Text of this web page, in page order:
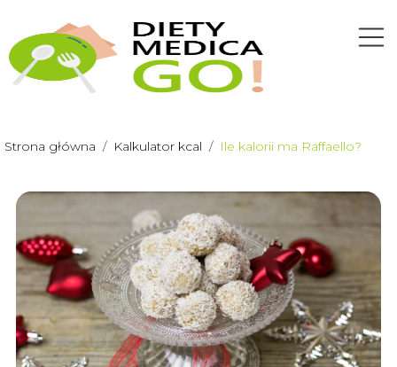
Strona główna / Kalkulator kcal / Ile kalorii ma Raffaello?